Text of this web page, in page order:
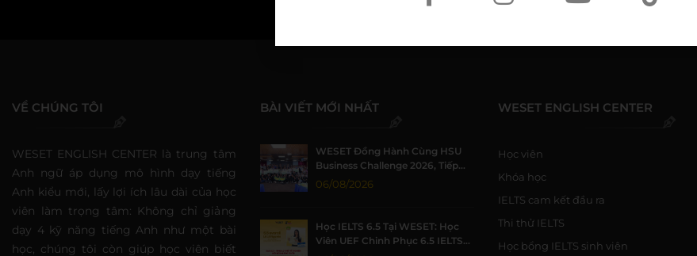
VỀ CHÚNG TÔI
WESET ENGLISH CENTER là trung tâm
Anh ngữ áp dụng mô hình dạy tiếng
Anh kiểu mới, lấy lợi ích lâu dài của học
viên làm trọng tâm: Không chỉ giảng
dạy 4 kỹ năng tiếng Anh như một bài
học, chúng tôi còn giúp học viên biết
BÀI VIẾT MỚI NHẤT
WESET Đồng Hành Cùng HSU
Business Challenge 2026, Tiếp
Sức Sinh Viên Khởi Nghiệp
06/08/2026
Học IELTS 6.5 Tại WESET: Học
Viên UEF Chinh Phục 6.5 IELTS
WESET ENGLISH CENTER
Học viên
Khóa học
IELTS cam kết đầu ra
Thi thử IELTS
Học bổng IELTS sinh viên